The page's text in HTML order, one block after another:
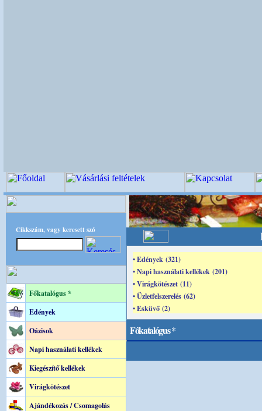
Cikkszám, vagy keresett szó
Főkatalógus *
Edények
Oázisok
Napi használati kellékek
Kiegészítő kellékek
Virágkötészet
Ajándékozás / Csomagolás
• Edények (321)
• Napi használati kellékek (201)
• Virágkötészet (11)
• Üzletfelszerelés (62)
• Esküvő (2)
Főkatalógus *